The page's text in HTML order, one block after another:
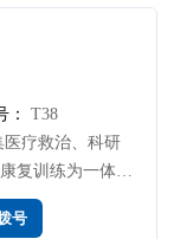
：
T38
疗救治、科研
复训练为一体的
合性医院，医院
科、重症监护病
号